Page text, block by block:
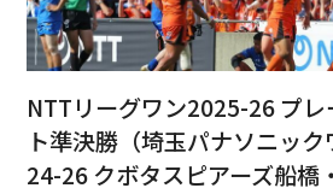
NTTリーグワン2025-26 プ
ト準決勝（埼玉パナソニッ
24-26 クボタスピアーズ船橋